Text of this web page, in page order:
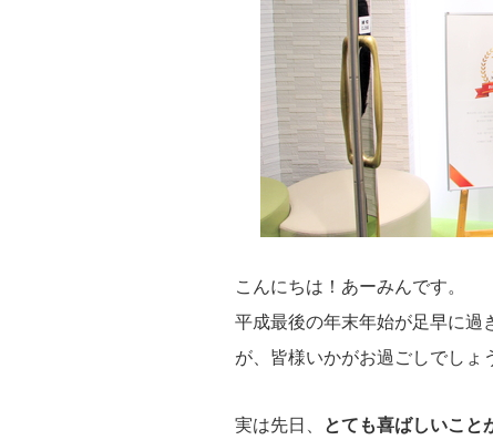
こんにちは！あーみんです。
平成最後の年末年始が足早に過
が、皆様いかがお過ごしでしょ
実は先日、 とても喜ばしいこと